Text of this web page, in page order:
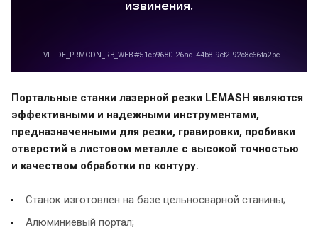
Портальные станки лазерной резки LEMASH являются
эффективными и надежными инструментами,
предназначенными для резки, гравировки, пробивки
отверстий в листовом металле с высокой точностью
и качеством обработки по контуру.
Станок изготовлен на базе цельносварной станины;
Алюминиевый портал;